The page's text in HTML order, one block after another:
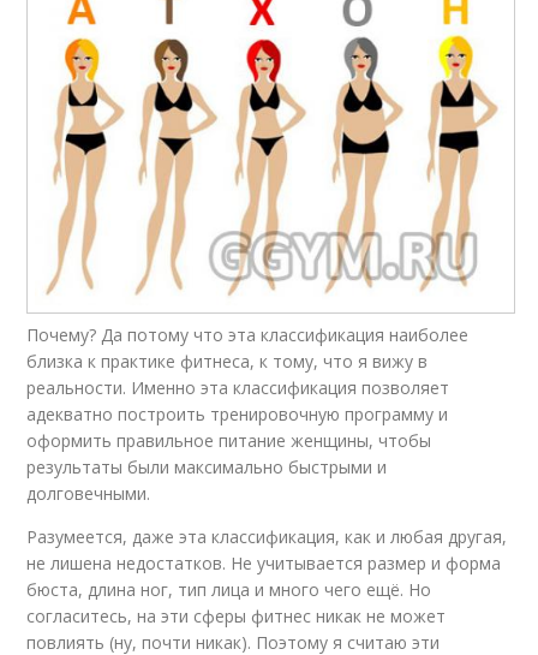
Почему? Да потому что эта классификация наиболее
близка к практике фитнеса, к тому, что я вижу в
реальности. Именно эта классификация позволяет
адекватно построить тренировочную программу и
оформить правильное питание женщины, чтобы
результаты были максимально быстрыми и
долговечными.
Разумеется, даже эта классификация, как и любая другая,
не лишена недостатков. Не учитывается размер и форма
бюста, длина ног, тип лица и много чего ещё. Но
согласитесь, на эти сферы фитнес никак не может
повлиять (ну, почти никак). Поэтому я считаю эти